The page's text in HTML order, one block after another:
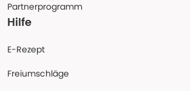
Partnerprogramm
Hilfe
E-Rezept
Freiumschläge